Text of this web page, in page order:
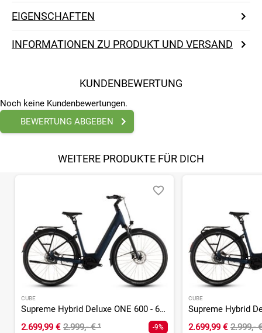
EIGENSCHAFTEN
INFORMATIONEN ZU PRODUKT UND VERSAND
KUNDENBEWERTUNG
Noch keine Kundenbewertungen.
BEWERTUNG ABGEBEN
WEITERE PRODUKTE FÜR DICH
CUBE
Supreme Hybrid Deluxe ONE 600 - 600 Wh - 26 Zoll - Tiefeinsteiger - 2026
2.699,99 € 2.999,- €¹ -9%
CUBE
2.699,99 € 2.999,-